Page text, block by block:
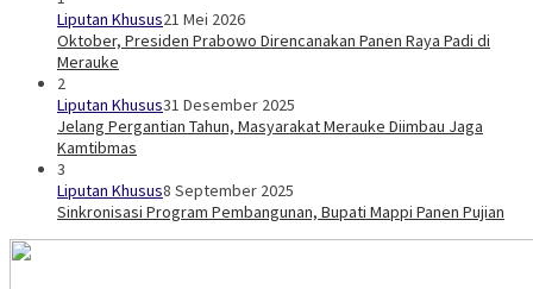
Liputan Khusus21 Mei 2026
Oktober, Presiden Prabowo Direncanakan Panen Raya Padi di
Merauke
2
Liputan Khusus31 Desember 2025
Jelang Pergantian Tahun, Masyarakat Merauke Diimbau Jaga
Kamtibmas
3
Liputan Khusus8 September 2025
Sinkronisasi Program Pembangunan, Bupati Mappi Panen Pujian